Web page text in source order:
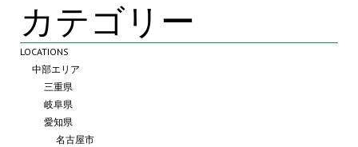
カテゴリー
LOCATIONS
中部エリア
三重県
岐阜県
愛知県
名古屋市